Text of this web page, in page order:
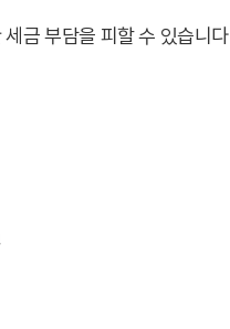
금 부담을 피할 수 있습니다